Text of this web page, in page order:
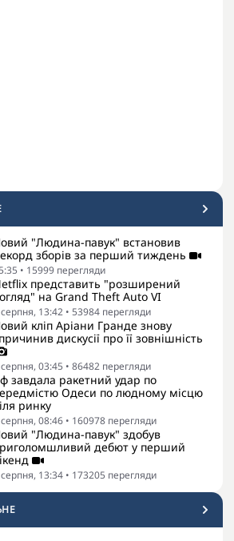
"Людина-павук" встановив
зборів за перший тиждень
• 15999 перегляди
представить "розширений
на Grand Theft Auto VI
13:42 • 53984 перегляди
кліп Аріани Гранде знову
дискусії про її зовнішність
03:45 • 86482 перегляди
завдала ракетний удар по
Одеси по людному місцю
ринку
08:46 • 160978 перегляди
"Людина-павук" здобув
дебют у перший
13:34 • 173205 перегляди